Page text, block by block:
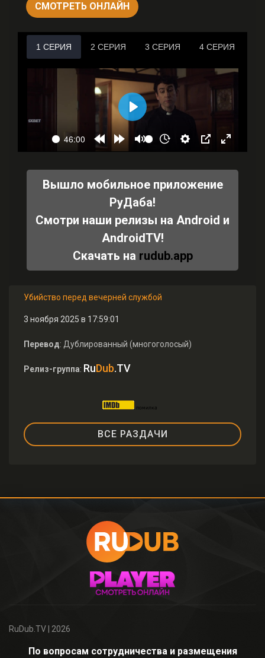
СМОТРЕТЬ ОНЛАЙН
Вышло мобильное приложение
РуДаба!
Смотри наши релизы на Android и
AndroidTV!
Скачать на rudub.app
Убийство перед вечерней службой
3 ноября 2025 в 17:59:01
Перевод: Дублированный (многоголосый)
Релиз-группа: RuDub.TV
ВСЕ РАЗДАЧИ
RuDub.TV | 2026
По вопросам сотрудничества и размещения